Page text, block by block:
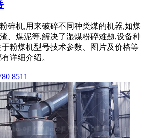
碎机,用来破碎不同种类煤的机器,如煤
、煤泥等,解决了湿煤粉碎难题,设备种
粉煤机型号技术参数、图片及价格等
详细介绍。
8511